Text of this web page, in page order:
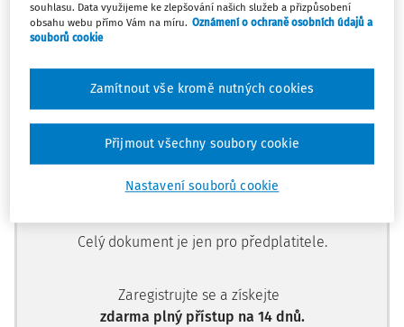
nebo bez uvedení důvodu), tak pro zaměstnavatele.
Máte předplatné? Přihlaste se
Celý dokument je jen pro předplatitele.
Zaregistrujte se a získejte
zdarma plný přístup na 14 dnů.
souhlasu. Data využijeme ke zlepšování našich služeb a přizpůsobení
obsahu webu přímo Vám na míru. Oznámení o ochraně osobních údajů a
souborů cookie
Nastavení souborů cookie
Zamítnout vše kromě nutných cookies
Přijmout všechny soubory cookie